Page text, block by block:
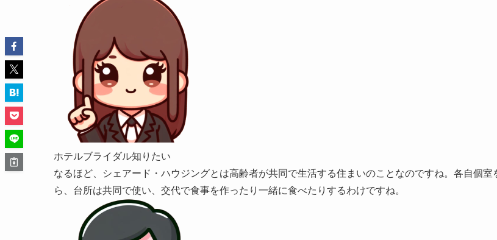
ホテルブライダル知りたい
なるほど、シェアード・ハウジングとは高齢者が共同で生活する住まいのことなのですね。各自個室
ら、台所は共同で使い、交代で食事を作ったり一緒に食べたりするわけですね。